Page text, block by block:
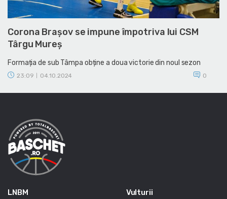
Corona Brașov se impune împotriva lui CSM
Târgu Mureș
Formația de sub Tâmpa obține a doua victorie din noul sezon
23:09 04.10.2024 0
LNBM Vulturii